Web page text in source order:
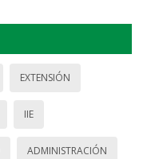
EXTENSIÓN
IIE
ADMINISTRACIÓN